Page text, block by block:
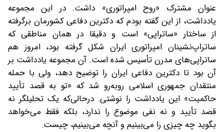
عنوان مشترک «روح امپراتوری» داشت. در این مجموعه
یادداشت، از این گفته بودم که دکترین دفاعی کشورمان‌ برگرفته
از ساختار «ساتراپی» است و دقیقا در همان مناطقی که
ساتراپ‌نشینان امپراتوری ایران شکل گرفته بود، امروز هم
ساتراپی‌های مدرن تأسیس شده است. آن مجموعه یادداشت بر
آن بود تا دکترین دفاعی ایران را توضیح دهد، ولی با حمله
منتقدان جمهوری اسلامی روبه‌رو شد که «تو به قصد تأیید
حاکمیت» این یادداشت را نوشتی. درحالی‌که یک تحلیلگر نه
قصد تأیید و نه نفی موضوع را ندارد، بلکه فقط می‌خواهد
بگوید چه چیزی را می‌بینیم و آنچه می‌بینیم، چیست.